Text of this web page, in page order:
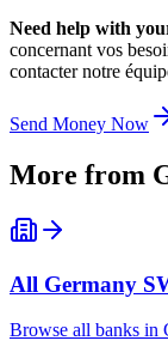
Need help with
concernant vos
contacter notre
Send Money Now
More from
All Germany
Browse all banks in